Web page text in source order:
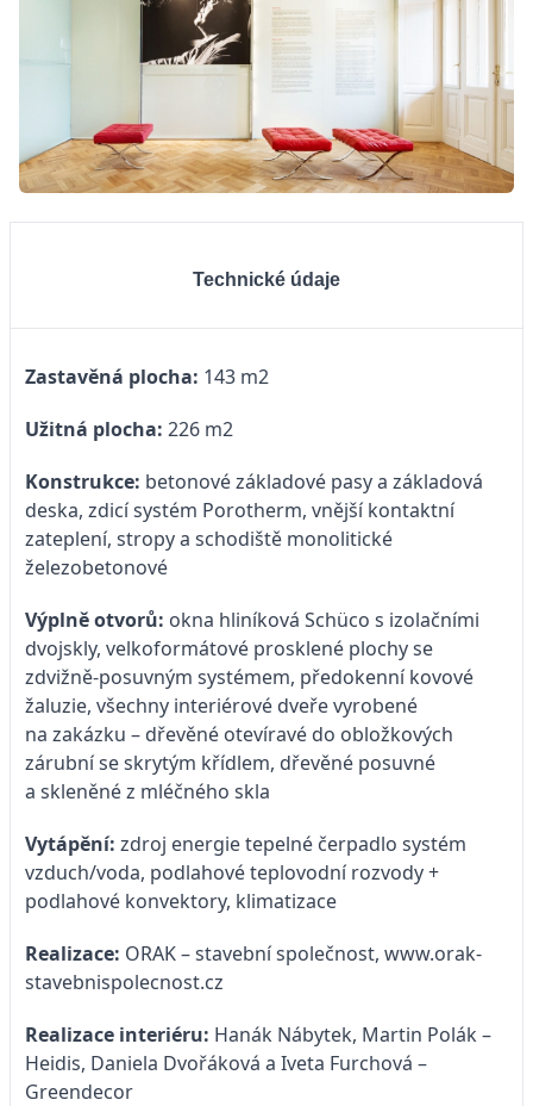
Technické údaje
Zastavěná plocha: 143 m2
Užitná plocha: 226 m2
Konstrukce: betonové základové pasy a základová
deska, zdicí systém Porotherm, vnější kontaktní
zateplení, stropy a schodiště monolitické
železobetonové
Výplně otvorů: okna hliníková Schüco s izolačními
dvojskly, velkoformátové prosklené plochy se
zdvižně-posuvným systémem, předokenní kovové
žaluzie, všechny interiérové dveře vyrobené
na zakázku – dřevěné otevíravé do obložkových
zárubní se skrytým křídlem, dřevěné posuvné
a skleněné z mléčného skla
Vytápění: zdroj energie tepelné čerpadlo systém
vzduch/voda, podlahové teplovodní rozvody +
podlahové konvektory, klimatizace
Realizace: ORAK – stavební společnost, www.orak-
stavebnispolecnost.cz
Realizace interiéru: Hanák Nábytek, Martin Polák –
Heidis, Daniela Dvořáková a Iveta Furchová –
Greendecor